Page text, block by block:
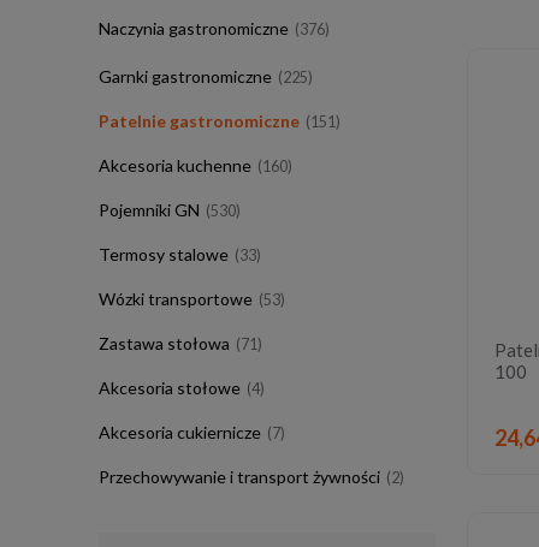
Naczynia gastronomiczne (376)
Garnki gastronomiczne (225)
Patelnie gastronomiczne (151)
Akcesoria kuchenne (160)
Pojemniki GN (530)
Termosy stalowe (33)
Wózki transportowe (53)
Zastawa stołowa (71)
Akcesoria stołowe (4)
Akcesoria cukiernicze (7)
Przechowywanie i transport żywności (2)
100